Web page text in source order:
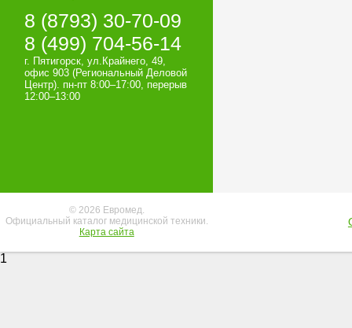
8 (8793) 30-70-09
8 (499) 704-56-14
г. Пятигорск, ул.Крайнего, 49,
офис 903 (Региональный Деловой
Центр). пн-пт 8:00–17:00, перерыв
12:00–13:00
© 2026 Евромед.
Официальный каталог медицинской техники.
Карта сайта
1